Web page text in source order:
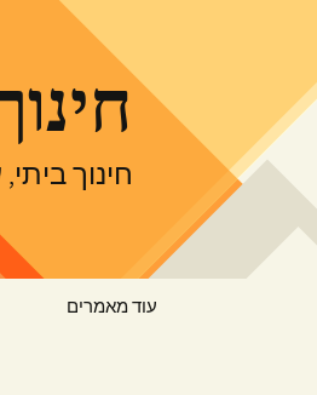
חינוך
עוד מאמרים